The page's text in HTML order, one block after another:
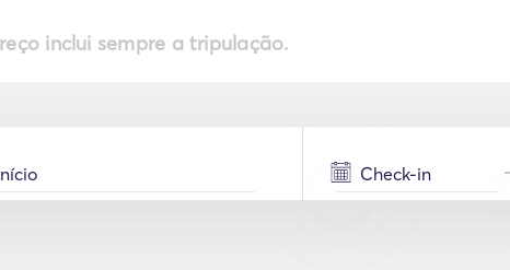
inclui sempre a tripulação.